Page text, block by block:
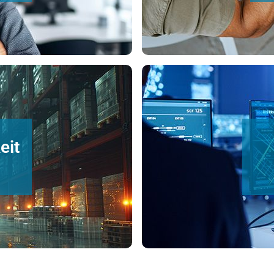
Beratung helfen Ihnen,
auszuwählen. Wir
Produktauswahl.
Unser Design-In-Support
Herstellern. Wir bieten
um den
Verfügbarkeit Ihrer
Ihrer Projekte ab.
Wir bieten kompatible
Lieferengpässen zu